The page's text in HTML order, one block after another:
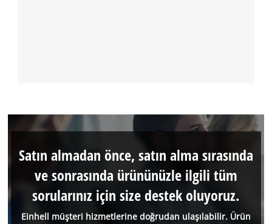
Einhell müşteri hizmetlerine doğrudan ulaşılabilir. Ürün
Satın almadan önce, satın alma sırasında
ve sonrasında ürününüzle ilgili tüm
sorularınız için size destek oluyoruz.